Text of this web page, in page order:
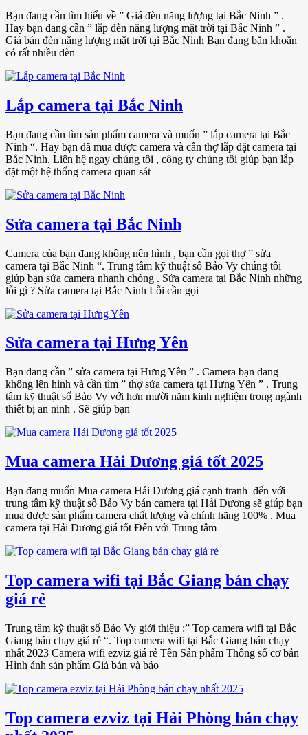
Bạn đang cần tìm hiểu về ” Giá đèn năng lượng tại Bắc Ninh ” .
Hay bạn đang cần ” lắp đèn năng lượng mặt trời tại Bắc Ninh ” .
Giá bán đèn năng lượng mặt trời tại Bắc Ninh Bạn đang băn khoăn
có rất nhiều đèn
Lắp camera tại Bắc Ninh
Bạn đang cần tìm sản phẩm camera và muốn ” lắp camera tại Bắc
Ninh “. Hay bạn đã mua được camera và cần thợ lắp đặt camera tại
Bắc Ninh. Liên hệ ngay chúng tôi , công ty chúng tôi giúp bạn lắp
đặt một hệ thống camera quan sát
Sửa camera tại Bắc Ninh
Camera của bạn đang không nên hình , bạn cần gọi thợ ” sửa
camera tại Bắc Ninh “. Trung tâm kỹ thuật số Bảo Vy chúng tôi
giúp bạn sửa camera nhanh chóng . Sửa camera tại Bắc Ninh những
lỗi gì ? Sửa camera tại Bắc Ninh Lỗi cần gọi
Sửa camera tại Hưng Yên
Bạn đang cần ” sửa camera tại Hưng Yên ” . Camera bạn đang
không lên hình và cần tìm ” thợ sửa camera tại Hưng Yên ” . Trung
tâm kỹ thuật số Bảo Vy với hơn mười năm kinh nghiệm trong ngành
thiết bị an ninh . Sẽ giúp bạn
Mua camera Hải Dương giá tốt 2025
Bạn đang muốn Mua camera Hải Dương giá cạnh tranh đến với
trung tâm kỹ thuật số Bảo Vy bán camera tại Hải Dương sẽ giúp bạn
mua được sản phẩm camera chất lượng và chính hãng 100% . Mua
camera tại Hải Dương giá tốt Đến với Trung tâm
Top camera wifi tại Bắc Giang bán chạy
giá rẻ
Trung tâm kỹ thuật số Bảo Vy giới thiệu :” Top camera wifi tại Bắc
Giang bán chạy giá rẻ “. Top camera wifi tại Bắc Giang bán chạy
nhất 2023 Camera wifi ezviz giá rẻ Tên Sản phẩm Thông số cơ bản
Hình ảnh sản phẩm Giá bán và bảo
Top camera ezviz tại Hải Phòng bán chạy